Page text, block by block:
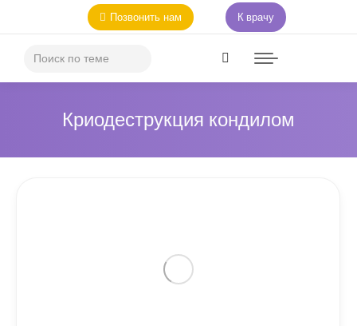
Позвонить нам К врачу
Криодеструкция кондилом